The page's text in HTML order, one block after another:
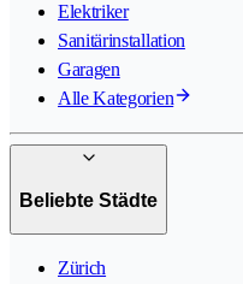
Elektriker
Sanitärinstallation
Garagen
Alle Kategorien
Beliebte Städte
Zürich